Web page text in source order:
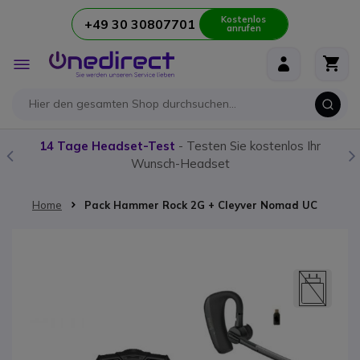
Zum Inhalt springen+49 30 30807701 Kostenlos
anrufen
Navigation
umschalten
14 Tage Headset-Test - Testen Sie kostenlos Ihr
Wunsch-Headset
Home Pack Hammer Rock 2G + Cleyver Nomad UC